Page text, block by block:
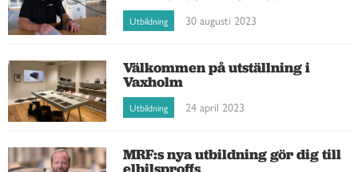
Utbildning 30 augusti 2023
Välkommen på utställning i
Vaxholm
Utbildning 24 april 2023
MRF:s nya utbildning gör dig till
elbilsproffs